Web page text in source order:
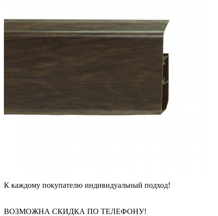
К каждому покупателю индивидуальный подход!
ВОЗМОЖНА СКИДКА ПО ТЕЛЕФОНУ!